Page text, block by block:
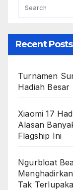
Recent Posts
Turnamen
Hadiah Besar
Xiaomi 17
Alasan
Flagship Ini
Ngurbloat
Tak